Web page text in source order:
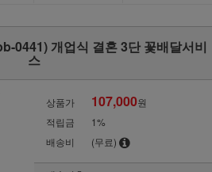
0441) 개업식 결혼 3단 꽃배달서비
스
상품가 107,000원
적립금
1%
배송비
(무료)